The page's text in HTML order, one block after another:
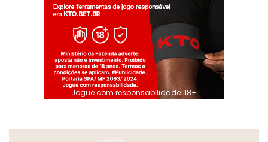
Jogue com responsabilidade. 18+